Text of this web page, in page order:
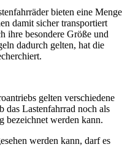
bieten eine Menge
damit sicher transportiert
ihre besondere Größe und
dadurch gelten, hat die
gelten verschiedene
das Lastenfahrrad noch als
bezeichnet werden kann.
werden kann, darf es